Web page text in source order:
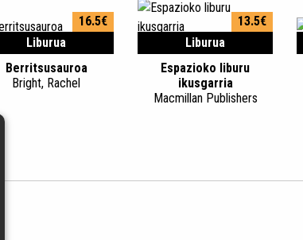
Liburua
16.5€
Berritsusauroa
Bright, Rachel
Liburua
13.5€
Espazioko liburu
ikusgarria
Macmillan Publishers